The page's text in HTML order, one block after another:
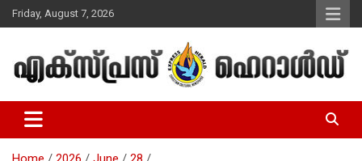
Skip
to
Friday, August 7, 2026
Express Herald – Malayalam
Christian News